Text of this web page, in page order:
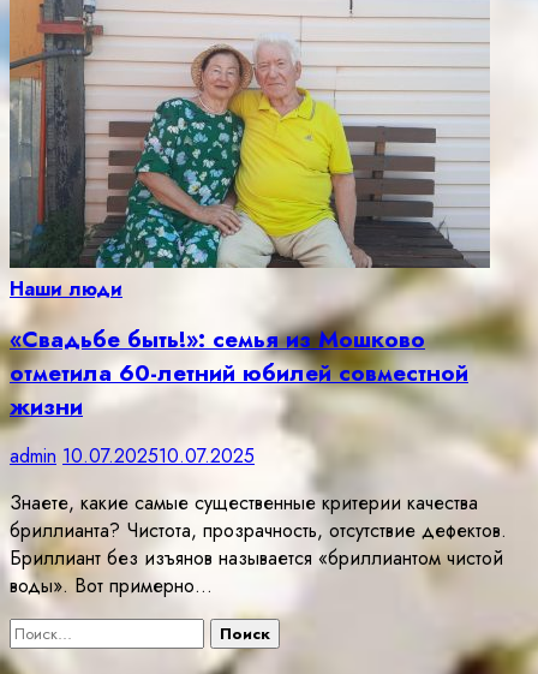
Наши люди
«Свадьбе быть!»: семья из Мошково
отметила 60-летний юбилей совместной
жизни
admin 10.07.202510.07.2025
Знаете, какие самые существенные критерии качества
бриллианта? Чистота, прозрачность, отсутствие дефектов.
Бриллиант без изъянов называется «бриллиантом чистой
воды». Вот примерно…
Найти: